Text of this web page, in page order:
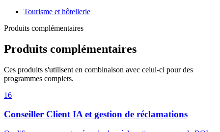
Tourisme et hôtellerie
Produits complémentaires
Produits complémentaires
Ces produits s'utilisent en combinaison avec celui-ci pour des
programmes complets.
16
Conseiller Client IA et gestion de réclamations